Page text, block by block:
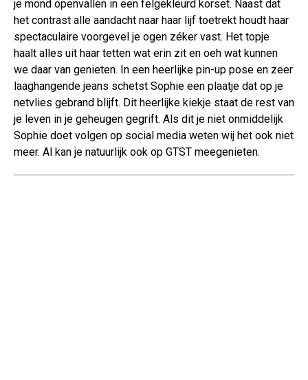
je mond openvallen in een felgekleurd korset. Naast dat
het contrast alle aandacht naar haar lijf toetrekt houdt haar
spectaculaire voorgevel je ogen zéker vast. Het topje
haalt alles uit haar tetten wat erin zit en oeh wat kunnen
we daar van genieten. In een heerlijke pin-up pose en zeer
laaghangende jeans schetst Sophie een plaatje dat op je
netvlies gebrand blijft. Dit heerlijke kiekje staat de rest van
je leven in je geheugen gegrift. Als dit je niet onmiddelijk
Sophie doet volgen op social media weten wij het ook niet
meer. Al kan je natuurlijk ook op GTST meegenieten.